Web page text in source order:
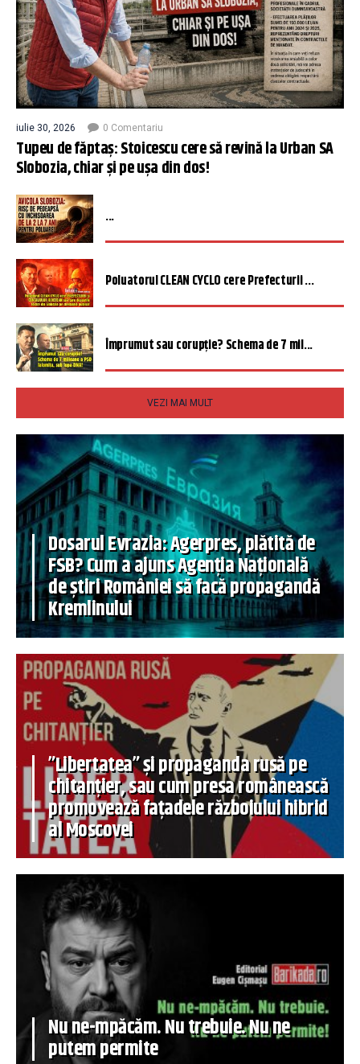
iulie 30, 2026 0 Comentariu
Tupeu de făptaș: Stoicescu cere să revină la Urban SA
Slobozia, chiar și pe ușa din dos!
...
Poluatorul CLEAN CYCLO cere Prefecturii ...
Împrumut sau corupție? Schema de 7 mil...
VEZI MAI MULT
Dosarul Evrazia: Agerpres, plătită de
FSB? Cum a ajuns Agenția Națională
de știri României să facă propagandă
Kremlinului
”Libertatea” și propaganda rusă pe
chitanțier, sau cum presa românească
promovează fațadele războiului hibrid
al Moscovei
Nu ne-mpăcăm. Nu trebuie. Nu ne
putem permite